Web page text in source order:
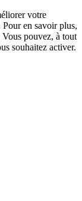
votre
Pour en savoir plus,
pouvez, à tout
souhaitez activer.